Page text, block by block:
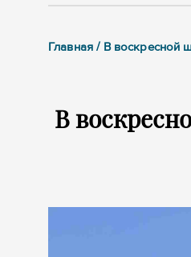
Главная / В воскресной
В